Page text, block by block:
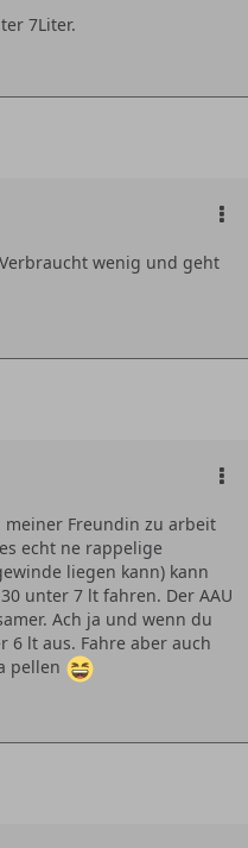
7Liter.
wenig und geht
meiner Freundin zu arbeit
echt ne rappelige
liegen kann) kann
unter 7 lt fahren. Der AAU
Ach ja und wenn du
6 lt aus. Fahre aber auch
pellen